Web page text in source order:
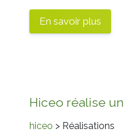
En savoir plus
Hiceo réalise un
hiceo > Réalisations